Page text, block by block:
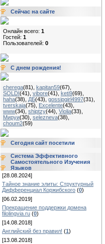
Сейчас на сайте
Онлайн всего: 1
Гостей: 1
Пользователей: 0
С днем рождения!
cherega(81) kapitan59(67)
SOLDI(41) vibore(41) keti9(69)
haha(38) ДБ(43) gossipgirl4997(31)
tverskaja(75) Excelente(43)
www(34) shiptzy(44) Violia(33)
Мируи(30) selezneva(38)
choum2(59)
Сегодня сайт посетили
Система Эффективного
Самостоятельного Изучения
Языков
[28.08.2024]
Тайное знание элиты: Структурный
Дифференциал Коржибского (0)
[06.02.2019]
Прекращение поддержки домена
filolingvia.ru (0)
[14.08.2018]
Английский без правил! (1)
[13.08.2018]